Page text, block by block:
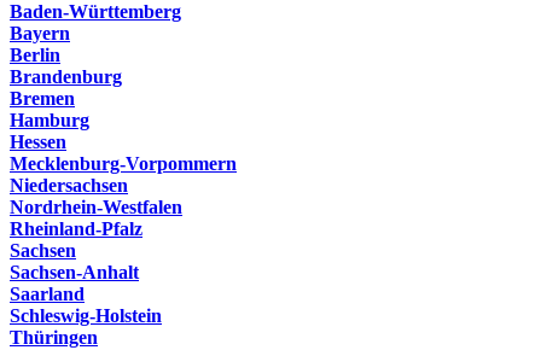
Baden-Württemberg
Bayern
Berlin
Brandenburg
Bremen
Hamburg
Hessen
Mecklenburg-Vorpommern
Niedersachsen
Nordrhein-Westfalen
Rheinland-Pfalz
Sachsen
Sachsen-Anhalt
Saarland
Schleswig-Holstein
Thüringen